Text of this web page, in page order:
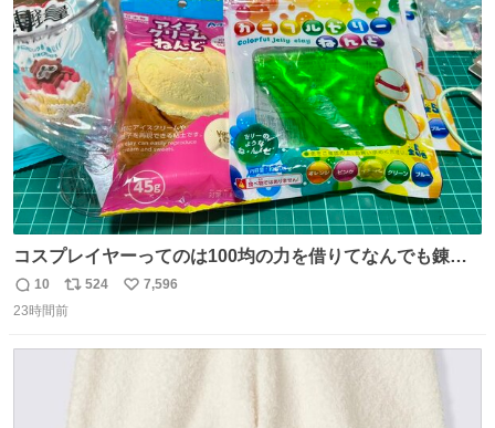
ト
数
数
コスプレイヤーってのは100均の力を借りてなんでも錬成
できるんですよねビフォーアフター
返
信
10
リ
ポ
524
い
7,596
23時間前